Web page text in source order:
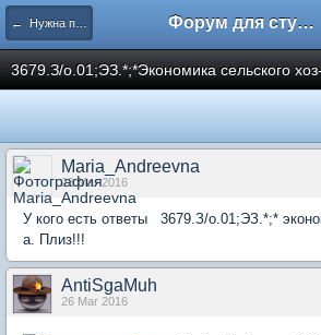
← Нужна помощь Форум для студента СГА
3679.З/о.01;ЭЗ.*;*Экономика сельского
Maria_Andreevna
23 Mar 2016
У кого есть ответы 3679.З/о.01;ЭЗ.*;*
а. Плиз!!!
AntiSgaMuh
26 Mar 2016